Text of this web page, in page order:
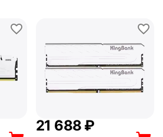
21 688 ₽